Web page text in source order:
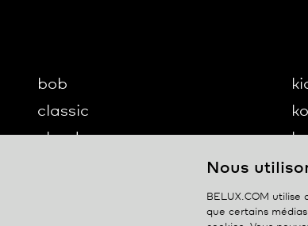
bob
classic
cloud
Nous
BELUX.COM
que certains